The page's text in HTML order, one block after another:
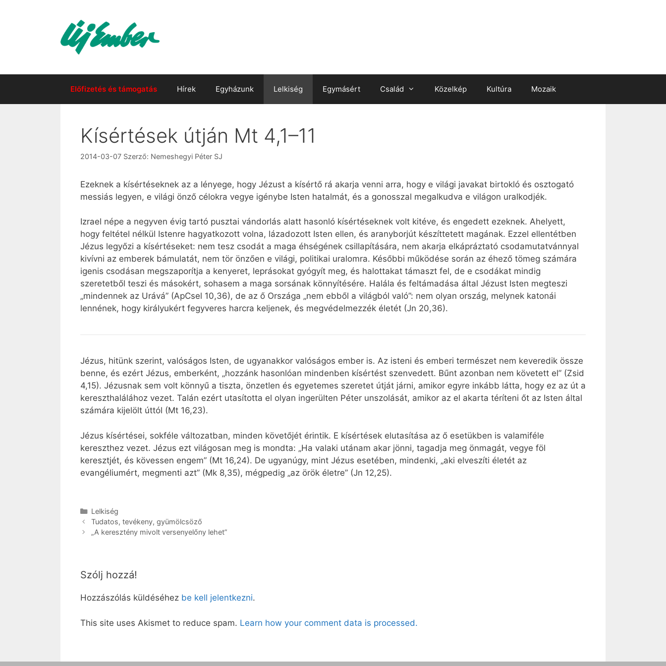
Előfizetés és támogatás Hírek Egyházunk Lelkiség Egymásért Család Közelkép Kultúra Mozaik
Kísértések útján Mt 4,1–11
2014-03-07 Szerző: Nemeshegyi Péter SJ
Ezeknek a kísértéseknek az a lényege, hogy Jézust a kísértő rá akarja venni arra, hogy e világi javakat birtokló és osztogató
messiás legyen, e világi önző célokra vegye igénybe Isten hatalmát, és a gonosszal megalkudva e világon uralkodjék.
Izrael népe a negyven évig tartó pusztai vándorlás alatt hasonló kísértéseknek volt kitéve, és engedett ezeknek. Ahelyett,
hogy feltétel nélkül Istenre hagyatkozott volna, lázadozott Isten ellen, és aranyborjút készíttetett magának. Ezzel ellentétben
Jézus legyőzi a kísértéseket: nem tesz csodát a maga éhségének csillapítására, nem akarja elkápráztató csodamutatvánnyal
kivívni az emberek bámulatát, nem tör önzően e világi, politikai uralomra. Későbbi működése során az éhező tömeg számára
igenis csodásan megszaporítja a kenyeret, leprásokat gyógyít meg, és halottakat támaszt fel, de e csodákat mindig
szeretetből teszi és másokért, sohasem a maga sorsának könnyítésére. Halála és feltámadása által Jézust Isten megteszi
„mindennek az Urává” (ApCsel 10,36), de az ő Országa „nem ebből a világból való”: nem olyan ország, melynek katonái
lennének, hogy királyukért fegyveres harcra keljenek, és megvédelmezzék életét (Jn 20,36).
Jézus, hitünk szerint, valóságos Isten, de ugyanakkor valóságos ember is. Az isteni és emberi természet nem keveredik össze
benne, és ezért Jézus, emberként, „hozzánk hasonlóan mindenben kísértést szenvedett. Bűnt azonban nem követett el” (Zsid
4,15). Jézusnak sem volt könnyű a tiszta, önzetlen és egyetemes szeretet útját járni, amikor egyre inkább látta, hogy ez az út a
kereszthalálához vezet. Talán ezért utasította el olyan ingerülten Péter unszolását, amikor az el akarta téríteni őt az Isten által
számára kijelölt úttól (Mt 16,23).
Jézus kísértései, sokféle változatban, minden követőjét érintik. E kísértések elutasítása az ő esetükben is valamiféle
kereszthez vezet. Jézus ezt világosan meg is mondta: „Ha valaki utánam akar jönni, tagadja meg önmagát, vegye föl
keresztjét, és kövessen engem” (Mt 16,24). De ugyanúgy, mint Jézus esetében, mindenki, „aki elveszíti életét az
evangéliumért, megmenti azt” (Mk 8,35), mégpedig „az örök életre” (Jn 12,25).
Kategória
Lelkiség
Tudatos, tevékeny, gyümölcsöző
„A keresztény mivolt versenyelőny lehet”
Szólj hozzá!
Hozzászólás küldéséhez be kell jelentkezni.
This site uses Akismet to reduce spam. Learn how your comment data is processed.